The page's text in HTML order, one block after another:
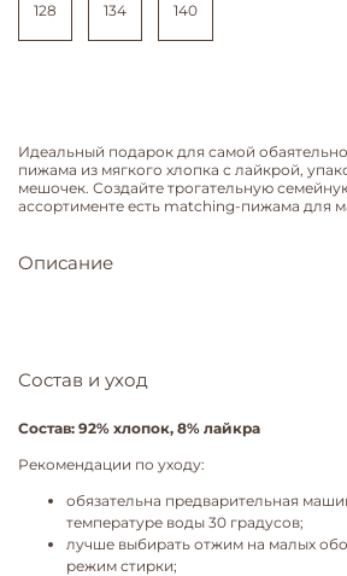
128 134 140
Идеальный подарок для самой
пижама из мягкого хлопка с лайкрой,
мешочек. Создайте трогательную
ассортименте есть matching-пижама для
Описание
Состав и уход
Состав: 92% хлопок, 8% лайкра
Рекомендации по уходу:
обязательна предварительная
температуре воды 30 градусов;
лучше выбирать отжим на малых
режим стирки;